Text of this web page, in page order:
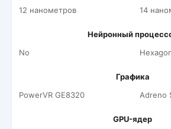
12 нанометров
14
Нейронный
No
Графика
PowerVR GE8320
Adreno
GPU-ядер